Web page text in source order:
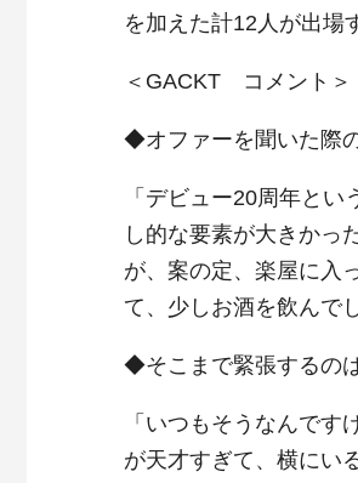
を加えた計12人が出場
＜GACKT コメント＞
◆オファーを聞いた際
「デビュー20周年と
し的な要素が大きかっ
が、案の定、楽屋に入
て、少しお酒を飲んで
◆そこまで緊張するの
「いつもそうなんで
が天才すぎて、横にい